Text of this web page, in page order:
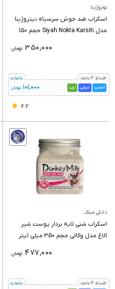
نوتروژینا
اسکراب ضد جوش سرسیاه نیتروژینا
مدل Siyah Nokta Karsiti حجم 150
تومان 350,000
اقساط 4 ماهه
اسنپ
دیجی ترب 101,000 تومان
ماهانه
4.4
دانکی میلک
اسکراب شنی لایه بردار پوست شیر
الاغ مدل وکالی حجم 350 میلی لیتر
تومان 477,000
اقساط 4 ماهه
ماهانه